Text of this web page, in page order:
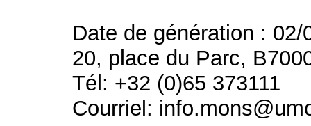
Date de génération : 02/
20, place du Parc,
Tél: +32 (0)65 373111
Courriel: